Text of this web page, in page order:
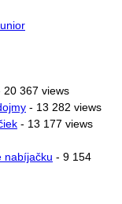
20 367 views
- 13 282 views
- 13 177 views
nabíjačku - 9 154